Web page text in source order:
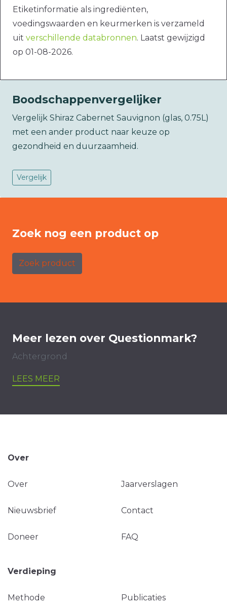
Etiketinformatie als ingrediënten,
voedingswaarden en keurmerken is verzameld
uit verschillende databronnen. Laatst gewijzigd
op 01-08-2026.
Boodschappenvergelijker
Vergelijk Shiraz Cabernet Sauvignon (glas, 0.75L)
met een ander product naar keuze op
gezondheid en duurzaamheid.
Vergelijk
Zoek nog een product op
Zoek product
Meer lezen over Questionmark?
Achtergrond
LEES MEER
Over
Over Jaarverslagen
Nieuwsbrief Contact
Doneer FAQ
Verdieping
Methode Publicaties